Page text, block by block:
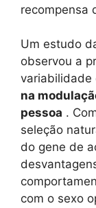
recompensa
Um estudo
observou a
variabilidade
na
pessoa .
seleção
do gene de
com o sexo